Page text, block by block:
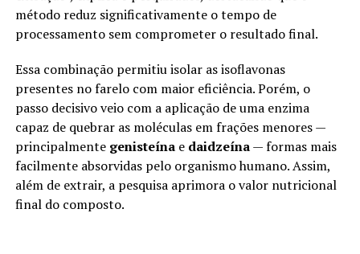
método reduz significativamente o tempo de
processamento sem comprometer o resultado final.
Essa combinação permitiu isolar as isoflavonas
presentes no farelo com maior eficiência. Porém, o
passo decisivo veio com a aplicação de uma enzima
capaz de quebrar as moléculas em frações menores —
principalmente genisteínae daidzeína— formas mais
facilmente absorvidas pelo organismo humano. Assim,
além de extrair, a pesquisa aprimora o valor nutricional
final do composto.